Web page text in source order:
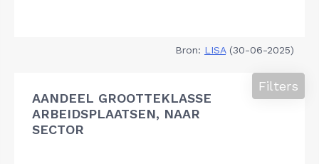
Bron: LISA(30-06-2025)
AANDEEL GROOTTEKLASSE
ARBEIDSPLAATSEN, NAAR
SECTOR
Filters